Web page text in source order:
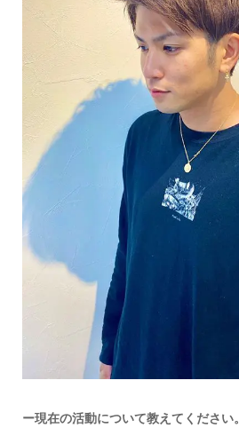
ー現在の活動について教えてください。